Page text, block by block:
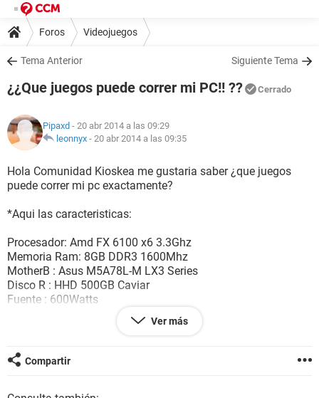
Foros Videojuegos
Tema Anterior Siguiente Tema
¿¿Que juegos puede correr mi PC!! ?? Cerrado
Pipaxd - 20 abr 2014 a las 09:29
leonnyx - 20 abr 2014 a las 09:35
Hola Comunidad Kioskea me gustaria saber ¿que juegos
puede correr mi pc exactamente?
*Aqui las caracteristicas:
Procesador: Amd FX 6100 x6 3.3Ghz
Memoria Ram: 8GB DDR3 1600Mhz
MotherB : Asus M5A78L-M LX3 Series
Disco R : HHD 500GB Caviar
Fuente : 600Watts
Tarjeta Grafica : Ati Radeon HD6450 2GB DDR3
Ver más
Compartir